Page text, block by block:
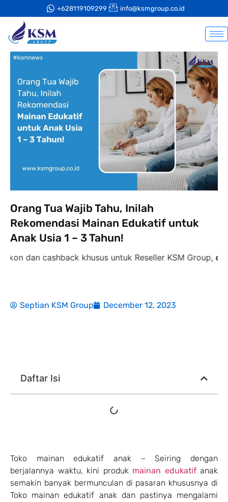
+628119109299 info@ksmgroup.co.id
Orang Tua Wajib Tahu, Inilah
Rekomendasi Mainan Edukatif untuk
Anak Usia 1 – 3 Tahun!
cashback khusus untuk Reseller KSM Group,diskon
Septian KSM Group December 12, 2023
Daftar Isi
Toko mainan edukatif anak – Seiring dengan
berjalannya waktu, kini produk mainan edukatif anak
semakin banyak bermunculan di pasaran khususnya di
Toko mainan edukatif anak dan pastinya mengalami